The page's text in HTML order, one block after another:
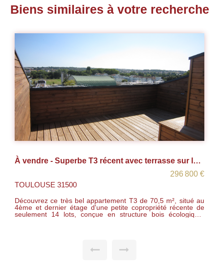
Biens similaires à votre recherche
À vendre - Superbe T3 récent avec terrasse sur le toit - Toulouse / Rue Louis Plana
296 800 €
TOULOUSE 31500
Découvrez ce très bel appartement T3 de 70,5 m², situé au
4ème et dernier étage d'une petite copropriété récente de
seulement 14 lots, conçue en structure bois écologique.
moderne et un WC indépendant. Atout rare : vous profiterez